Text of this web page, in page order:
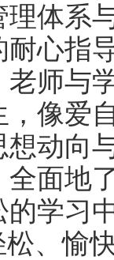
体系与
心指
师与
像爱
动向
面地
学习
、愉